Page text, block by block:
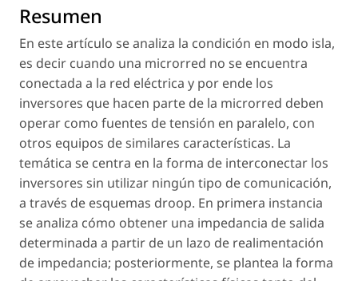
Resumen
En este artículo se analiza la condición en modo isla,
es decir cuando una microrred no se encuentra
conectada a la red eléctrica y por ende los
inversores que hacen parte de la microrred deben
operar como fuentes de tensión en paralelo, con
otros equipos de similares características. La
temática se centra en la forma de interconectar los
inversores sin utilizar ningún tipo de comunicación,
a través de esquemas droop. En primera instancia
se analiza cómo obtener una impedancia de salida
determinada a partir de un lazo de realimentación
de impedancia; posteriormente, se plantea la forma